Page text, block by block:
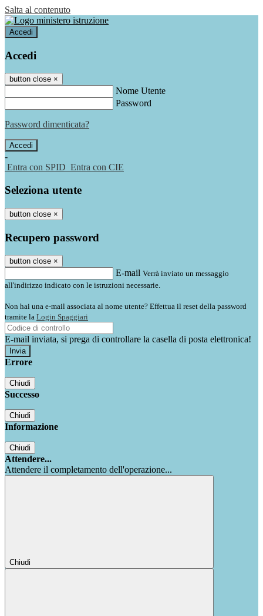
Salta al contenuto
Accedi
Accedi
button close ×
Nome Utente
Password
Password dimenticata?
-
Entra con SPID Entra con CIE
Seleziona utente
button close ×
Recupero password
button close ×
E-mail Verrà inviato un messaggio
all'indirizzo indicato con le istruzioni necessarie.
Non hai una e-mail associata al nome utente? Effettua il reset della password
tramite la Login Spaggiari
E-mail inviata, si prega di controllare la casella di posta elettronica!
Errore
Chiudi
Successo
Chiudi
Informazione
Chiudi
Attendere...
Attendere il completamento dell'operazione...
Chiudi